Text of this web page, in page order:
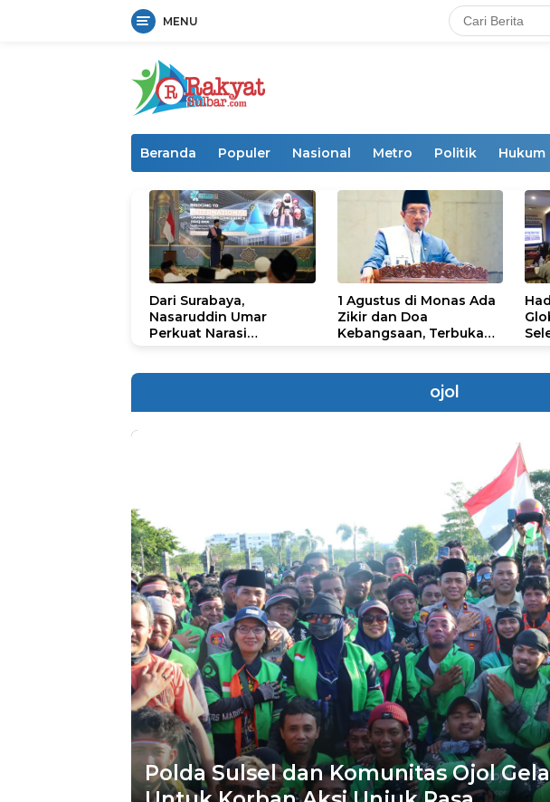
MENU
Beranda Populer Nasional Metro Politik Hukum
Dari Surabaya,
Nasaruddin Umar
Perkuat Narasi
1 Agustus di Monas Ada
Zikir dan Doa
Kebangsaan, Terbuka
ojol
Polda Sulsel dan Komunitas Ojol